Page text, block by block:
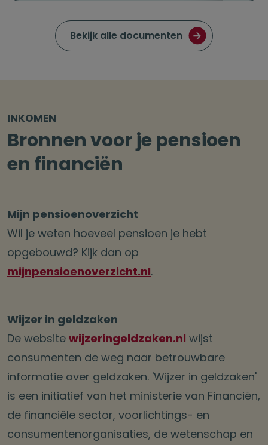
Bekijk alle documenten
INKOMEN
Bronnen voor je pensioen
en financiën
Mijn pensioenoverzicht
Wil je weten hoeveel pensioen je hebt
opgebouwd? Kijk dan op
mijnpensioenoverzicht.nl.
Wijzer in geldzaken
De website wijzeringeldzaken.nl wijst
consumenten de weg naar betrouwbare
informatie over geldzaken. 'Wijzer in geldzaken'
is een initiatief van het ministerie van Financiën,
de financiële sector, voorlichtings- en
consumentenorganisaties, de wetenschap en